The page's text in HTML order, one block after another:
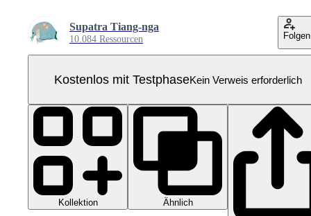
Supatra Tiang-nga
10.084 Ressourcen Folgen
Kostenlos mit TestphaseKein Verweis erforderlich
Kollektion Ähnlich